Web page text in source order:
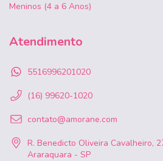
Meninos (4 a 6 Anos)
Atendimento
5516996201020
(16) 99620-1020
contato@amorane.com
R. Benedicto Oliveira Cavalheiro,
Araraquara - SP